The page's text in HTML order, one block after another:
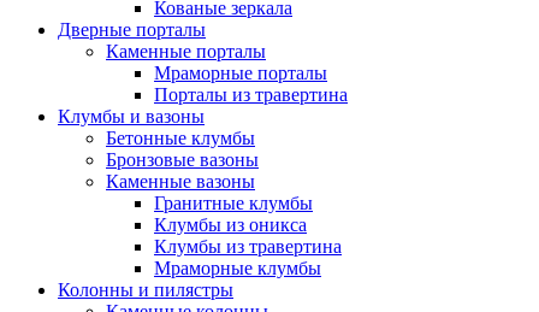
Кованые зеркала
Дверные порталы
Каменные порталы
Мраморные порталы
Порталы из травертина
Клумбы и вазоны
Бетонные клумбы
Бронзовые вазоны
Каменные вазоны
Гранитные клумбы
Клумбы из оникса
Клумбы из травертина
Мраморные клумбы
Колонны и пилястры